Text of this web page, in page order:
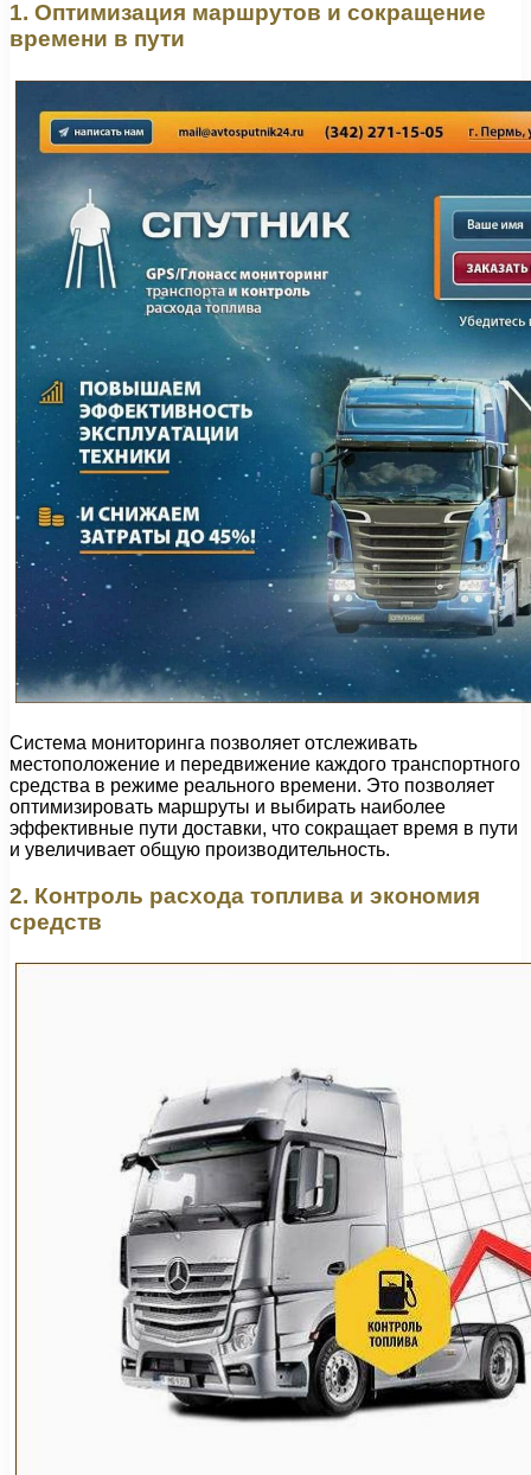
1. Оптимизация маршрутов и сокращение
времени в пути
Система мониторинга позволяет отслеживать
местоположение и передвижение каждого транспортного
средства в режиме реального времени. Это позволяет
оптимизировать маршруты и выбирать наиболее
эффективные пути доставки, что сокращает время в пути
и увеличивает общую производительность.
2. Контроль расхода топлива и экономия
средств